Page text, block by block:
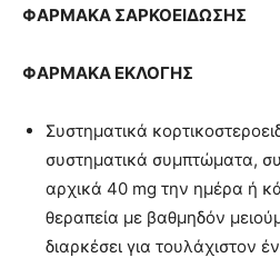
ΦΑΡΜΑΚΑ ΣΑΡΚΟΕΙΔΩΣΗΣ
ΦΑΡΜΑΚΑ ΕΚΛΟΓΗΣ
Συστηματικά
συστηματικά συμπτώματα,
αρχικά 40 mg την ημέρα ή
θεραπεία με βαθμηδόν
διαρκέσει για τουλάχιστον